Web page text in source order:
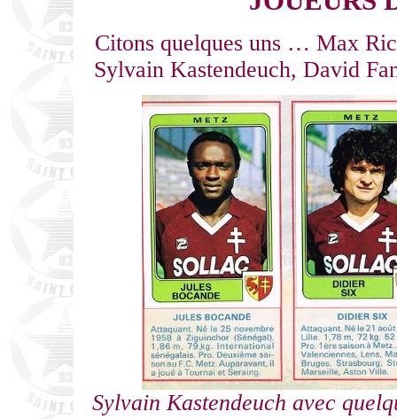
Citons quelques uns … Max
Sylvain Kastendeuch, David
Sylvain Kastendeuch avec